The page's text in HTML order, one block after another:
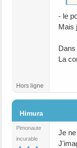
- le
Mais
La
Hors ligne
Himura
Pimonaute
incurable
Je